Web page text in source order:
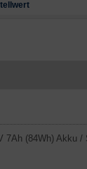
7Ah (84Wh) Akku /